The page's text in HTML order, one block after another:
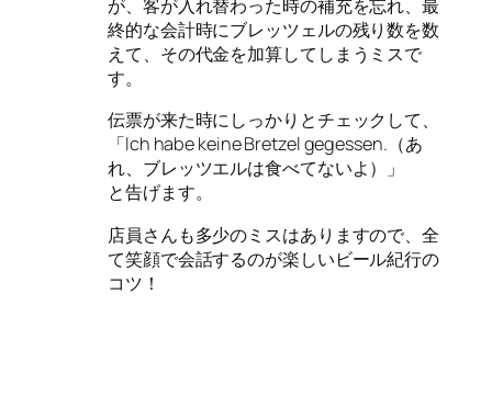
が、客が入れ替わった時の補充を忘れ、最
終的な会計時にブレッツェルの残り数を数
えて、その代金を加算してしまうミスで
す。
伝票が来た時にしっかりとチェックして、
「Ich habe keine Bretzel gegessen.（あ
れ、ブレッツエルは食べてないよ）」
と告げます。
店員さんも多少のミスはありますので、全
て笑顔で会話するのが楽しいビール紀行の
コツ！